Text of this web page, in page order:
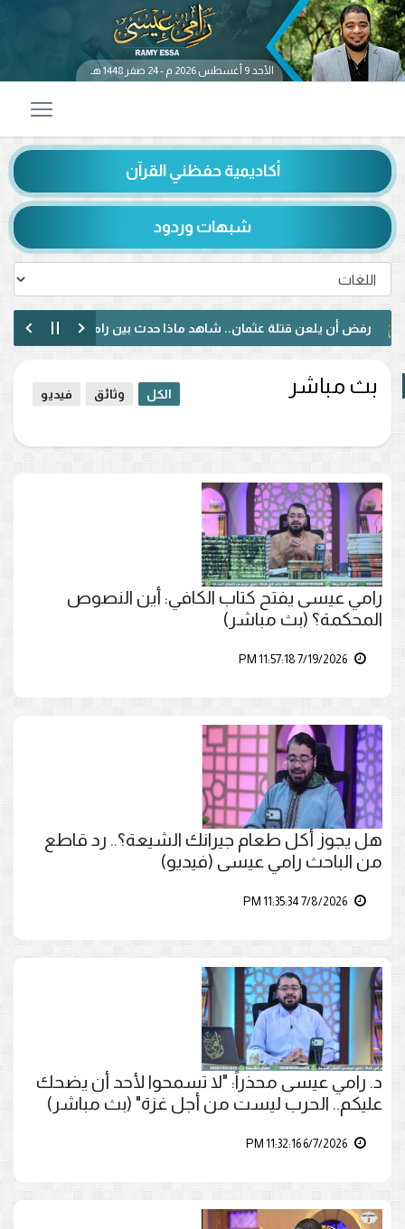
الأحد 9 أغسطس 2026 م - 24 صفر 1448 هـ
أكاديمية حفظني القرآن
شبهات وردود
أن يلعن قتلة عثمان.. شاهد ماذا حدث بين رامي عيسى ومتصل شيعي
بث مباشر الكل وثائق فيديو
رامي عيسى يفتح كتاب الكافي: أين النصوص
المحكمة؟ (بث مباشر)
هل يجوز أكل طعام جيرانك الشيعة؟.. رد قاطع
من الباحث رامي عيسى (فيديو)
د. رامي عيسى محذراً: "لا تسمحوا لأحد أن يضحك
عليكم.. الحرب ليست من أجل غزة" (بث مباشر)